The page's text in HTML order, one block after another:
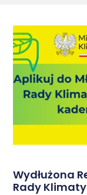
Wydłużona
Rady